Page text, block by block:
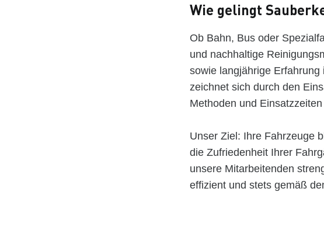
Wie gelingt
Ob Bahn, Bus oder
und nachhaltige
sowie langjährige
zeichnet sich durch den
Methoden und
Unser Ziel: Ihre Fahrzeuge
die Zufriedenheit Ihrer
unsere Mitarbeitenden
effizient und stets gemäß